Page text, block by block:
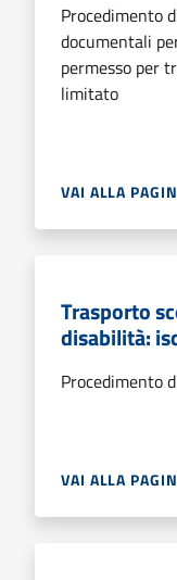
Procedimento
documentali
permesso per
limitato
VAI ALLA
Trasporto
disabilità:
Procedimento
VAI ALLA